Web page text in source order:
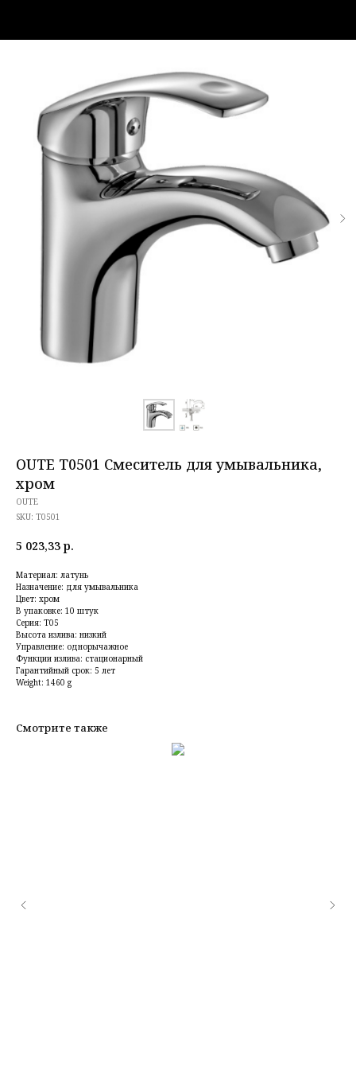
OUTE T0501 Смеситель для умывальника,
хром
OUTE
SKU: T0501
5 023,33 р.
Материал: латунь
Назначение: для умывальника
Цвет: хром
В упаковке: 10 штук
Серия: T05
Высота излива: низкий
Управление: однорычажное
Функции излива: стационарный
Гарантийный срок: 5 лет
Weight: 1460 g
Смотрите также